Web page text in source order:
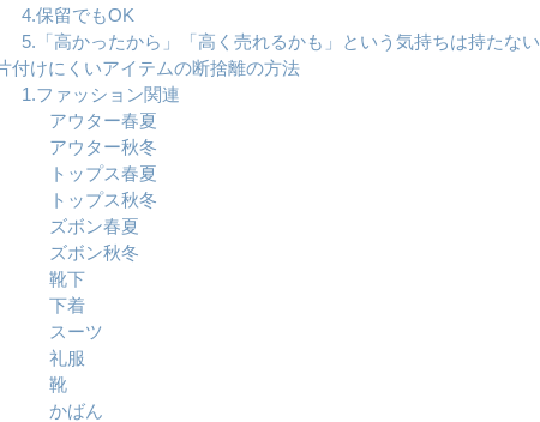
4.保留でもOK
5.「高かったから」「高く売れるかも」という気持ちは持たない
付けにくいアイテムの断捨離の方法
1.ファッション関連
アウター春夏
アウター秋冬
トップス春夏
トップス秋冬
ズボン春夏
ズボン秋冬
靴下
下着
スーツ
礼服
靴
かばん